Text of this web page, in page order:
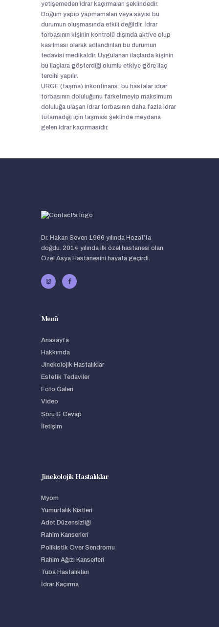
yetişemeden idrar kaçırmaları şeklindedir.
Doğum yapıp yapmamaları veya sayısı bu
durumun oluşmasında etkili değildir. İdrar
torbasının kişinin kontrolü dışında aktive olup
kasılması olarak adlandırılan bu durumun
tedavisi medikaldir. Uygulanan ilaçlarda kişinin
bu ilaçlara gösterdiği olumlu etkiye göre ilaç
tercihi yapılır.
URGE (taşma) inkontinans; bu hastalar idrar
torbasının doluluğunu farketmeyip maksimum
doluluğa ulaşan idrar torbasının daha fazla idrar
tutamadığı için taşması şeklinde meydana
gelen idrar kaçırmasıdır.
Dr. Hakan Seven 1966 yılında Hozat’ta
doğdu. 2014 yılında ilk özel hastanesi olan
Özel Asya Hastanesini hayata geçirdi.
Menü
Anasayfa
Hakkımda
Jinekolojik Hastalıklar
Estetik Tedaviler
Foto Galeri
Video
Soru & Cevap
İletişim
Jinekolojik Hastalıklar
Myom
Yumurtalık Kistleri
Adet Düzensizliği
Rahim Kanserleri
Polikistik Over Sendromu
Rahim Ağızı Kanserleri
Tuba Hastalıkları
İdrar Kaçırma